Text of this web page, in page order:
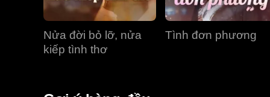
Nửa đời bỏ lỡ, nửa
kiếp tình thơ
Tình đơn phương